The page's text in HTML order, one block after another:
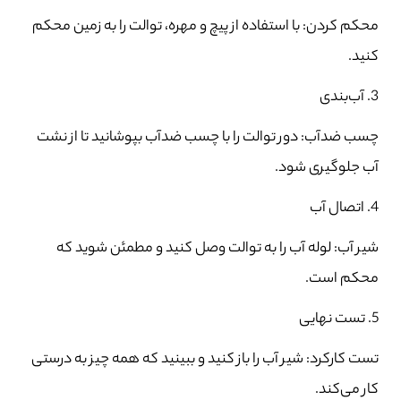
محکم کردن: با استفاده از پیچ و مهره، توالت را به زمین محکم
کنید.
3. آب‌بندی
چسب ضدآب: دور توالت را با چسب ضدآب بپوشانید تا از نشت
آب جلوگیری شود.
4. اتصال آب
شیر آب: لوله آب را به توالت وصل کنید و مطمئن شوید که
محکم است.
5. تست نهایی
تست کارکرد: شیر آب را باز کنید و ببینید که همه چیز به درستی
کار می‌کند.